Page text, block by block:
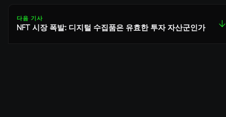
다음 기사
NFT 시장 폭발: 디지털 수집품은 유효한 투자 자산군인가 ↓